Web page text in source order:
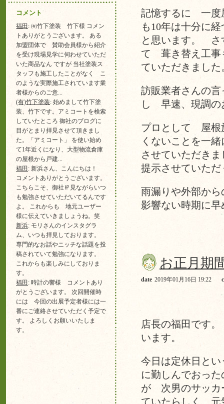
コメント
福田 : ㈲竹下塗装 竹下様 コメン
トありがとうございます。 ある
加盟団体で 賛助会員様から紹介
を受け現場見学に伺わせていただ
いた商品なん ですが 当社塗装ス
タッフも施工したことがなく こ
のような実際施工されています業
者様からのご意...
(有)竹下塗装: 始めまして竹下塗
装、竹下です。アミコートを検索
していたところ 御社のブログに
目がとまり拝見させて頂きまし
た。「アミコート」 を使い始め
て1年近くになり、大型物流倉庫
の屋根から戸建...
福田 : 新浜さん、こんにちは！
コメントありがとうございます。
こちらこそ、御社㏋見ながらいつ
も勉強させていただいてるんです
よ。 これからも 地元ユーザー
様に伝えていきましょうね。笑
新浜: モリさんのインスタグラ
ム、いつも拝見しております。
専門的なお話やニッチな話題を投
稿されていて勉強になります。
これからも楽しみにしておりま
す。
福田 : 時計の響様 コメントあり
がとうございます。 次回開催時
には 今回の出展予定者様には一
番にご連絡させていただく予定で
す。 よろしくお願いいたしま
す。
記憶するに 一度
も10年は十分に
と思います。 さ
て 葺き替え工事
ていただきました
訪販業者さんの
し 早速、現調の
プロとして 屋根
くないことを一
させていただき
提示させていた
雨漏りや外部か
影響ない時期に
お正月期
date 2019年01月16日 19:22
店長の福田です
います。
今日は定休日と
に勤しんでおっ
が 次男のサッカ
ていたらしく 元